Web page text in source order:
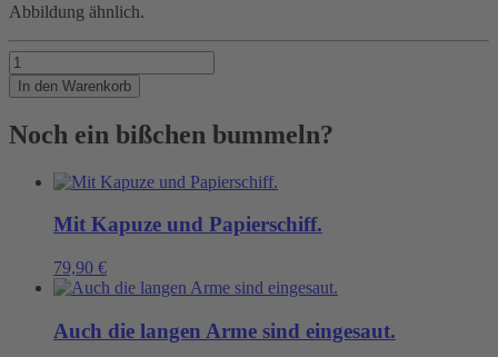
Abbildung ähnlich.
So
eine
Art
Menge
In den Warenkorb
Noch ein bißchen bummeln?
Mit Kapuze und Papierschiff.
79,90 €
Auch die langen Arme sind eingesaut.